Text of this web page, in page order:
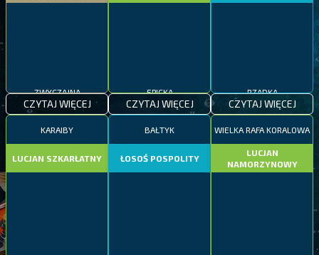
CZYTAJ WIĘCEJ CZYTAJ WIĘCEJ CZYTAJ WIĘCEJ
KARAIBY
LUCJAN SZKARŁATNY
BAŁTYK
ŁOSOŚ POSPOLITY
WIELKA RAFA KORALOWA
LUCJAN
NAMORZYNOWY